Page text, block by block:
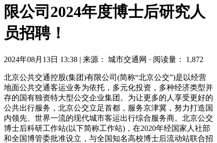
限公司2024年度博士后研究人
员招聘！
2024年08月13日 13:38 | 来源： 城市交通网 · 阅读量： 1,872
北京公共交通控股(集团)有限公司(简称“北京公交”)是以经营
地面公共交通客运业务为依托，多元化投资，多种经济类型并
存的国有独资特大型公交企业集团。为让更多的人享受更好的
公共出行服务，北京公交立足首都，服务京津冀，努力打造国
内领先、世界一流的现代城市客运出行综合服务商。北京公交
博士后科研工作站(以下简称工作站)，在2020年经国家人社部
和全国博管委批准设立，与全国知名高校博士后流动站联合招